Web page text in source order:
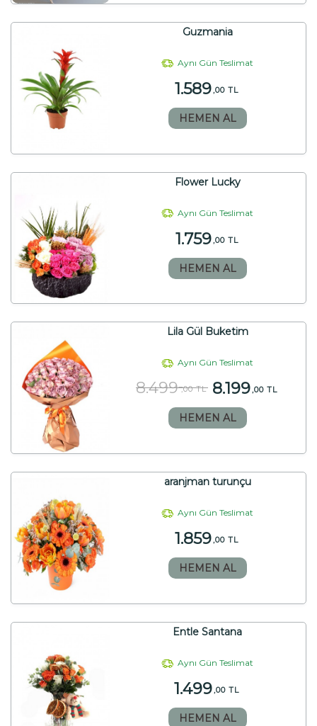
Guzmania
Aynı Gün Teslimat
1.589 ,00 TL
HEMEN AL
Flower Lucky
Aynı Gün Teslimat
1.759 ,00 TL
HEMEN AL
Lila Gül Buketim
Aynı Gün Teslimat
8.499 ,00 TL 8.199,00 TL
HEMEN AL
aranjman turunçu
Aynı Gün Teslimat
1.859,00 TL
HEMEN AL
Entle Santana
Aynı Gün Teslimat
1.499,00 TL
HEMEN AL